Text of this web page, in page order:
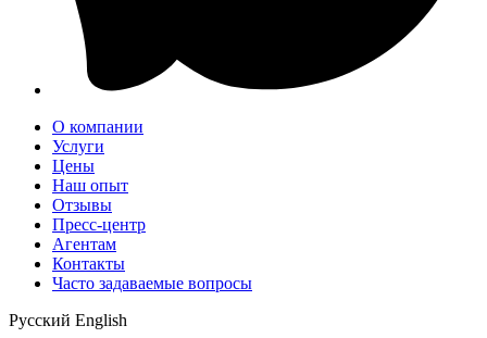
О компании
Услуги
Цены
Наш опыт
Отзывы
Пресс-центр
Агентам
Контакты
Часто задаваемые вопросы
Русский English